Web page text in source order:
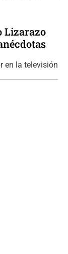
Lizarazo
en la televisión